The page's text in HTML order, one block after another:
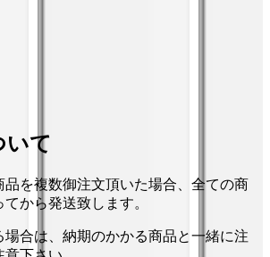
いて
品を複数御注文頂いた場合、全ての商
から発送致します。
場合は、納期のかかる商品と一緒に注